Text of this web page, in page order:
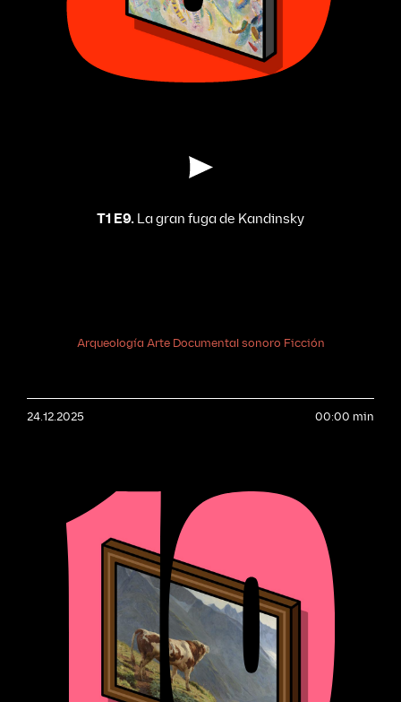
T1 E9. La gran fuga de Kandinsky
Arqueología Arte Documental sonoro Ficción
24.12.2025 00:00 min